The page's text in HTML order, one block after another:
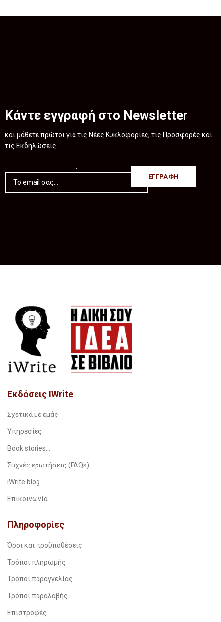
Κάντε εγγραφή στο Newsletter
και μάθετε πρώτοι για τις Νέες Κυκλοφορίες, τις Προσφορές και
τις Εκδηλώσεις
Εκδόσεις IWrite
Σχετικά με εμάς
Υπηρεσίες
Book stories…
Συχνές ερωτήσεις (FAQs)
iWrite.blog
Επικοινωνία
Πληροφορίες
Όροι και προϋποθέσεις
Τρόποι πληρωμής
Τρόποι παραγγελίας
Τρόποι παραλαβής
Επιστροφές